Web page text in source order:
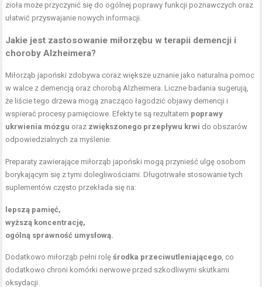
zioła może przyczynić się do ogólnej poprawy funkcji poznawczych oraz
ułatwić przyswajanie nowych informacji.
Jakie jest zastosowanie miłorzębu w terapii demencji i
choroby Alzheimera?
Miłorząb japoński zdobywa coraz większe uznanie jako naturalna pomoc
w walce z demencją oraz chorobą Alzheimera. Liczne badania sugerują,
że liście tego drzewa mogą znacząco łagodzić objawy demencji i
wspierać procesy pamięciowe. Efekty te są rezultatem poprawy
ukrwienia mózgu oraz zwiększonego przepływu krwi do obszarów
odpowiedzialnych za myślenie.
Preparaty zawierające miłorząb japoński mogą przynieść ulgę osobom
borykającym się z tymi dolegliwościami. Długotrwałe stosowanie tych
suplementów często przekłada się na:
lepszą pamięć,
wyższą koncentrację,
ogólną sprawność umysłową.
Dodatkowo miłorząb pełni rolęśrodka przeciwutleniającego, co
dodatkowo chroni komórki nerwowe przed szkodliwymi skutkami
oksydacji.